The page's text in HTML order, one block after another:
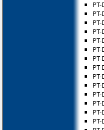
PT-
PT-
PT-
PT-